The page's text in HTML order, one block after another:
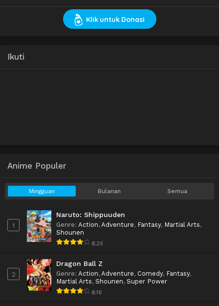
Klik untuk Donasi
Ikuti
Anime Populer
Mingguan Bulanan Semua
1
Naruto: Shippuuden
Genre: Action, Adventure, Fantasy, Martial Arts,
Shounen
8.25
2
Dragon Ball Z
Genre: Action, Adventure, Comedy, Fantasy,
Martial Arts, Shounen, Super Power
8.16